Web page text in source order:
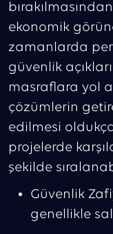
ekonomik
zamanlarda
güvenlik
masraflara yol
çözümlerin
edilmesi
projelerde
şekilde
Güvenlik
genellikle